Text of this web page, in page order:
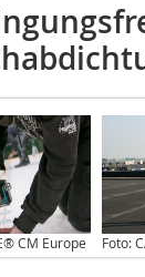
CM Europe Foto: